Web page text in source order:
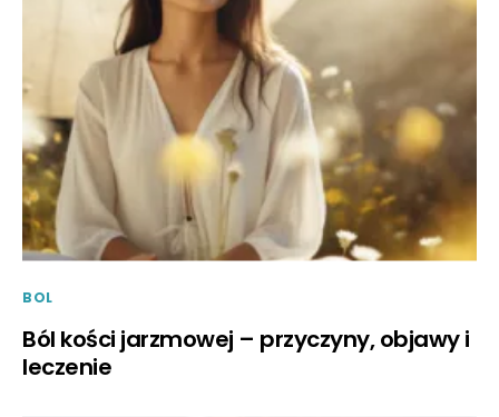
BOL
Ból kości jarzmowej – przyczyny, objawy i
leczenie